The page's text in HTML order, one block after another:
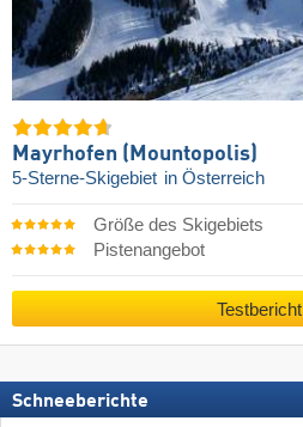
Mayrhofen (Mountopolis)
5-Sterne-Skigebiet in Österreich
Größe des Skigebiets
Pistenangebot
Testbericht
Schneeberichte